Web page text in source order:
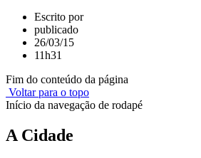
Escrito por
publicado
26/03/15
11h31
Fim do conteúdo da página
Voltar para o topo
Início da navegação de rodapé
A Cidade